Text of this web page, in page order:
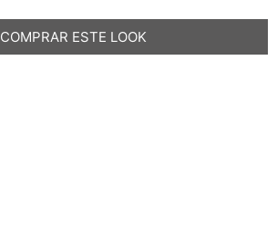
COMPRAR ESTE LOOK